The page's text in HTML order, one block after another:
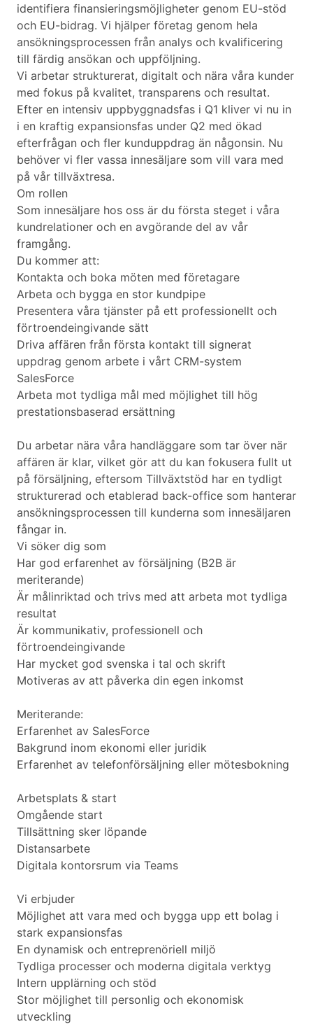
identifiera finansieringsmöjligheter genom EU-stöd
och EU-bidrag. Vi hjälper företag genom hela
ansökningsprocessen från analys och kvalificering
till färdig ansökan och uppföljning.
Vi arbetar strukturerat, digitalt och nära våra kunder
med fokus på kvalitet, transparens och resultat.
Efter en intensiv uppbyggnadsfas i Q1 kliver vi nu in
i en kraftig expansionsfas under Q2 med ökad
efterfrågan och fler kunduppdrag än någonsin. Nu
behöver vi fler vassa innesäljare som vill vara med
på vår tillväxtresa.
Om rollen
Som innesäljare hos oss är du första steget i våra
kundrelationer och en avgörande del av vår
framgång.
Du kommer att:
Kontakta och boka möten med företagare
Arbeta och bygga en stor kundpipe
Presentera våra tjänster på ett professionellt och
förtroendeingivande sätt
Driva affären från första kontakt till signerat
uppdrag genom arbete i vårt CRM-system
SalesForce
Arbeta mot tydliga mål med möjlighet till hög
prestationsbaserad ersättning
Du arbetar nära våra handläggare som tar över när
affären är klar, vilket gör att du kan fokusera fullt ut
på försäljning, eftersom Tillväxtstöd har en tydligt
strukturerad och etablerad back-office som hanterar
ansökningsprocessen till kunderna som innesäljaren
fångar in.
Vi söker dig som
Har god erfarenhet av försäljning (B2B är
meriterande)
Är målinriktad och trivs med att arbeta mot tydliga
resultat
Är kommunikativ, professionell och
förtroendeingivande
Har mycket god svenska i tal och skrift
Motiveras av att påverka din egen inkomst
Meriterande:
Erfarenhet av SalesForce
Bakgrund inom ekonomi eller juridik
Erfarenhet av telefonförsäljning eller mötesbokning
Arbetsplats & start
Omgående start
Tillsättning sker löpande
Distansarbete
Digitala kontorsrum via Teams
Vi erbjuder
Möjlighet att vara med och bygga upp ett bolag i
stark expansionsfas
En dynamisk och entreprenöriell miljö
Tydliga processer och moderna digitala verktyg
Intern upplärning och stöd
Stor möjlighet till personlig och ekonomisk
utveckling